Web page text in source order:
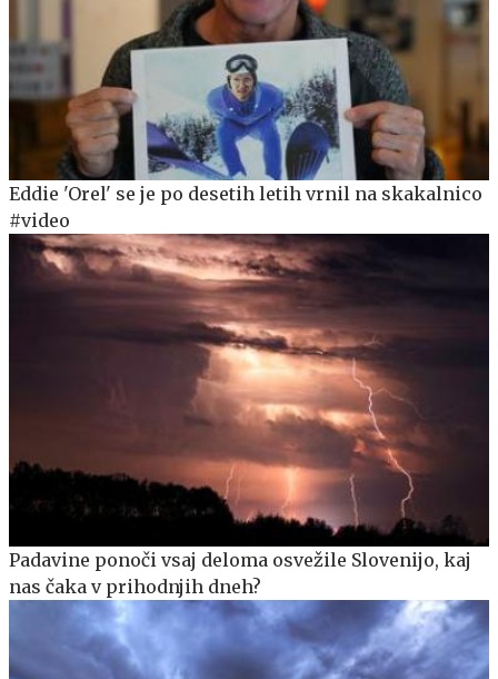
Eddie 'Orel' se je po desetih letih vrnil na skakalnico
#video
Padavine ponoči vsaj deloma osvežile Slovenijo, kaj
nas čaka v prihodnjih dneh?